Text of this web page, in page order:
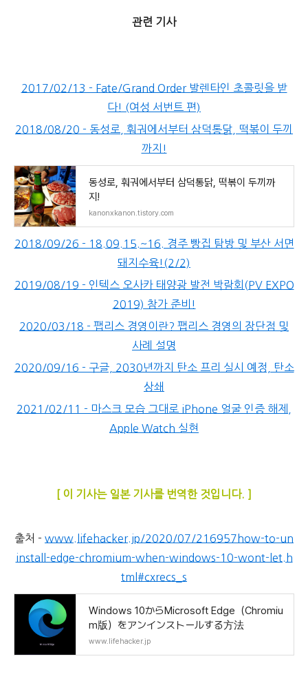
관련 기사
2017/02/13 - Fate/Grand Order 발렌타인 초콜릿을 받
다! (여성 서번트 편)
2018/08/20 - 동성로, 훠궈에서부터 삼덕통닭, 떡볶이 두끼
까지!
동성로, 훠궈에서부터 삼덕통닭, 떡볶이 두끼까
지!
kanonxkanon.tistory.com
2018/09/26 - 18.09.15.~16. 경주 빵집 탐방 및 부산 서면
돼지수육!(2/2)
2019/08/19 - 인텍스 오사카 태양광 발전 박람회(PV EXPO
2019) 참가 준비!
2020/03/18 - 팹리스 경영이란? 팹리스 경영의 장단점 및
사례 설명
2020/09/16 - 구글, 2030년까지 탄소 프리 실시 예정, 탄소
상쇄
2021/02/11 - 마스크 모습 그대로 iPhone 얼굴 인증 해제,
Apple Watch 실현
[ 이 기사는 일본 기사를 번역한 것입니다. ]
출처 - www.lifehacker.jp/2020/07/216957how-to-un
install-edge-chromium-when-windows-10-wont-let.h
tml#cxrecs_s
Windows 10からMicrosoft Edge（Chromiu
m版）をアンインストールする方法
www.lifehacker.jp